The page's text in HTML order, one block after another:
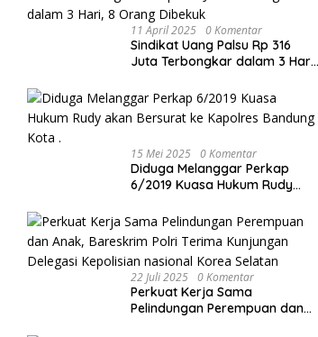
11 April 2025 0 Komentar
Sindikat Uang Palsu Rp 316
Juta Terbongkar dalam 3 Hari,
15 Mei 2025 0 Komentar
Diduga Melanggar Perkap
6/2019 Kuasa Hukum Rudy
Bandung Kota .
22 Juli 2025 0 Komentar
Perkuat Kerja Sama
Pelindungan Perempuan dan